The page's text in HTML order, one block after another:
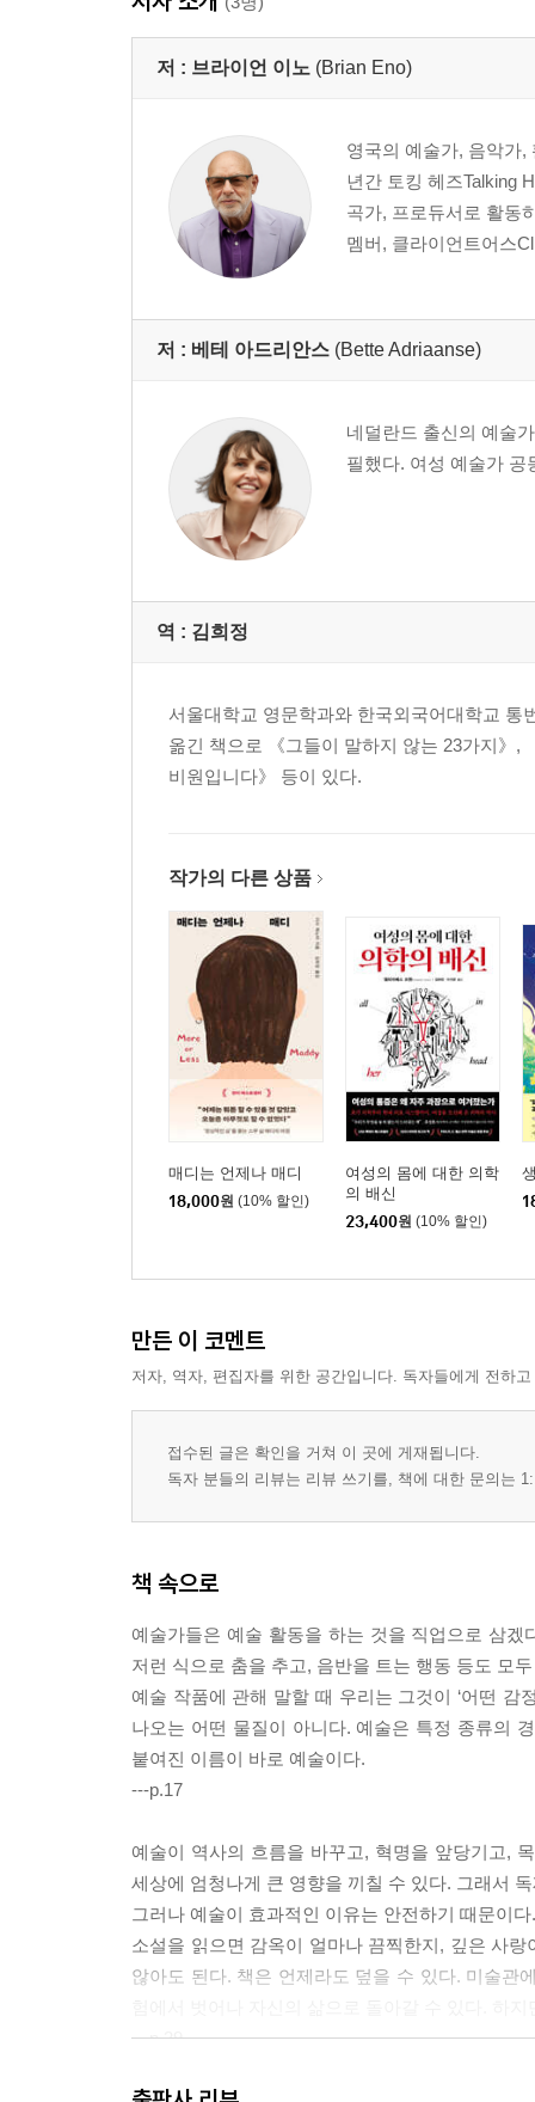
저 : 브라이언 이노 (Brian Eno)
영국의 예술가, 음악가
년간 토킹 헤즈Talking
곡가, 프로듀서로 활동
멤버, 클라이언트어스
저 : 베테 아드리안스 (Bette Adriaanse)
네덜란드 출신의 예술
필했다. 여성 예술가 공
역 : 김희정
서울대학교 영문학과와 한국외국어대학교
옮긴 책으로 《그들이 말하지 않는 23가지》,
비원입니다》 등이 있다.
작가의 다른 상품
매디는 언제나 매디
18,000원 (10% 할인)
여성의 몸에 대한 의학
의 배신
23,400원 (10% 할인)
만든 이 코멘트
저자, 역자, 편집자를 위한 공간입니다. 독자들에게 전하
접수된 글은 확인을 거쳐 이 곳에 게재됩니다.
독자 분들의 리뷰는 리뷰 쓰기를, 책에 대한 문의는
책 속으로
예술가들은 예술 활동을 하는 것을 직업으로 삼
저런 식으로 춤을 추고, 음반을 트는 행동 등도 모
예술 작품에 관해 말할 때 우리는 그것이 ‘어떤 감
나오는 어떤 물질이 아니다. 예술은 특정 종류의
붙여진 이름이 바로 예술이다.
---p.17
예술이 역사의 흐름을 바꾸고, 혁명을 앞당기고,
세상에 엄청나게 큰 영향을 끼칠 수 있다. 그래서
그러나 예술이 효과적인 이유는 안전하기 때문이다.
소설을 읽으면 감옥이 얼마나 끔찍한지, 깊은 사
않아도 된다. 책은 언제라도 덮을 수 있다. 미술관
---p.39